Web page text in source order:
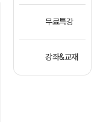
무료특강
강좌&교재